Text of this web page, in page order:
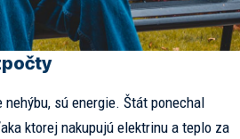
sú energie. Štát ponechal
ktorej nakupujú elektrinu a teplo za